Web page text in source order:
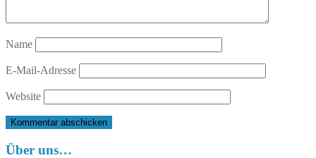
Name
E-Mail-Adresse
Website
Über uns…